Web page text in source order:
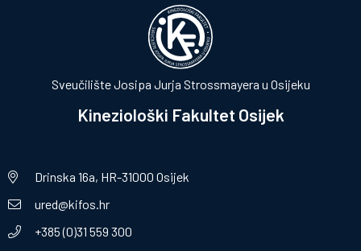
Sveučilište Josipa Jurja Strossmayera u Osijeku
Kineziološki Fakultet Osijek
Drinska 16a, HR-31000 Osijek
ured@kifos.hr
+385 (0)31 559 300